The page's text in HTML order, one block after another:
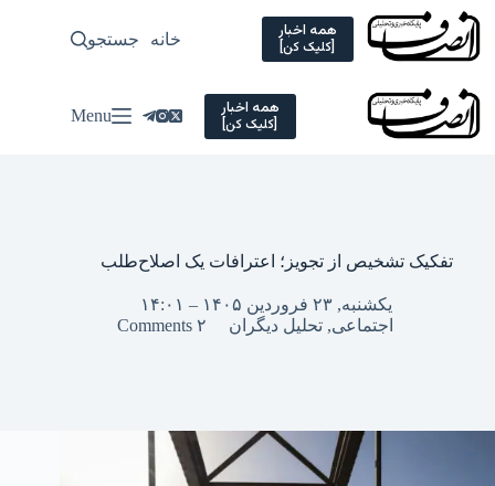
Skip
content
همه اخبار
[کلیک کن] خانه سیاسی
جستجو
همه اخبار
[کلیک کن] Menu
تفکیک تشخیص از تجویز؛ اعترافات یک اصلاح‌طلب
یکشنبه, ۲۳ فروردین ۱۴۰۵ – ۱۴:۰۱
اجتماعی,تحلیل دیگران ۲ Comments